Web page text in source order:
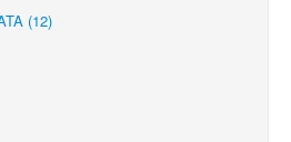
(12)